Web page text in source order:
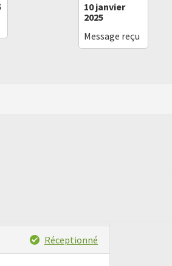
10 janvier
2025
Message reçu
Réceptionné